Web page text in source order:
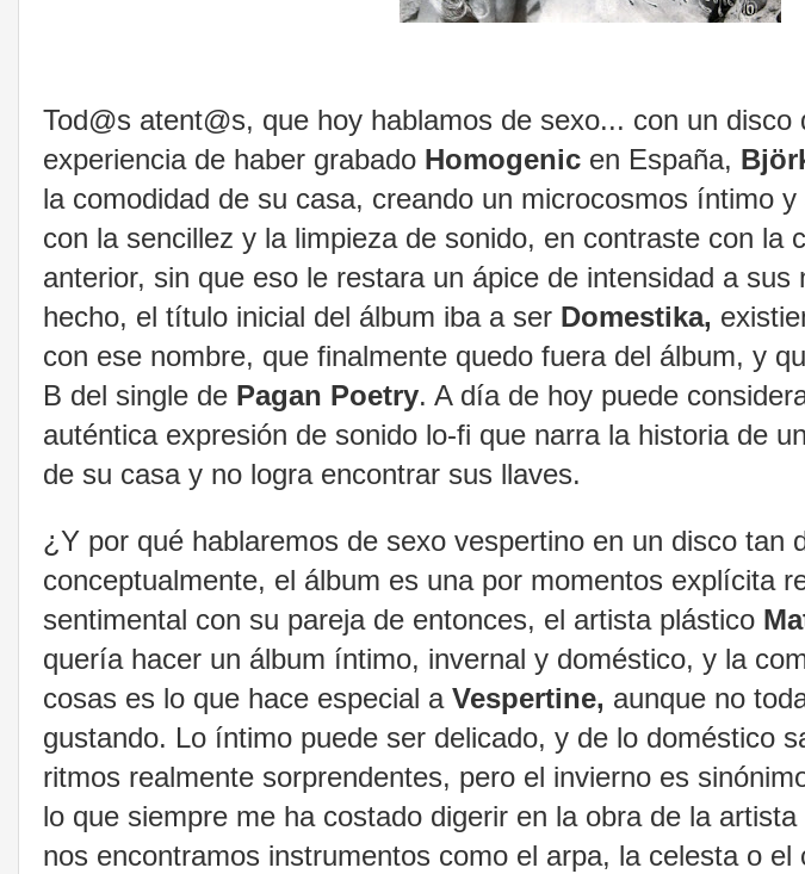
Tod@s atent@s, que hoy hablamos de sexo... con un
experiencia de haber grabado Homogenic en España,
la comodidad de su casa, creando un microcosmos íntimo
con la sencillez y la limpieza de sonido, en contraste con la
anterior, sin que eso le restara un ápice de intensidad a
hecho, el título inicial del álbum iba a ser Domestika,
con ese nombre, que finalmente quedo fuera del álbum, y
B del single de Pagan Poetry. A día de hoy puede
auténtica expresión de sonido lo-fi que narra la historia de
de su casa y no logra encontrar sus llaves.
¿Y por qué hablaremos de sexo vespertino en un disco tan
conceptualmente, el álbum es una por momentos explícita
sentimental con su pareja de entonces, el artista plástico
quería hacer un álbum íntimo, invernal y doméstico, y la
cosas es lo que hace especial a Vespertine, aunque no
gustando. Lo íntimo puede ser delicado, y de lo doméstico
ritmos realmente sorprendentes, pero el invierno es
lo que siempre me ha costado digerir en la obra de la artista
nos encontramos instrumentos como el arpa, la celesta o